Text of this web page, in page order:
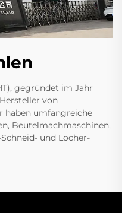
gegründet im Jahr
von
haben umfangreiche
Beutelmachmaschinen,
und Locher-